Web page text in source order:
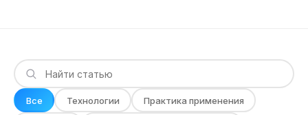
Все Технологии Практика применения